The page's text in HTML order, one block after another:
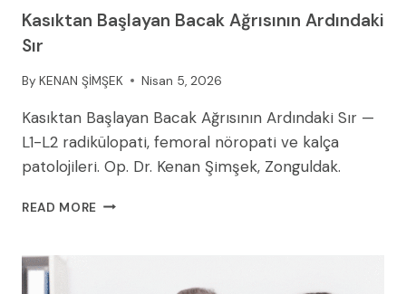
Kasıktan Başlayan Bacak Ağrısının Ardındaki
Sır
By KENAN ŞİMŞEK Nisan 5, 2026
Kasıktan Başlayan Bacak Ağrısının Ardındaki Sır —
L1-L2 radikülopati, femoral nöropati ve kalça
patolojileri. Op. Dr. Kenan Şimşek, Zonguldak.
READ MORE KASIKTAN